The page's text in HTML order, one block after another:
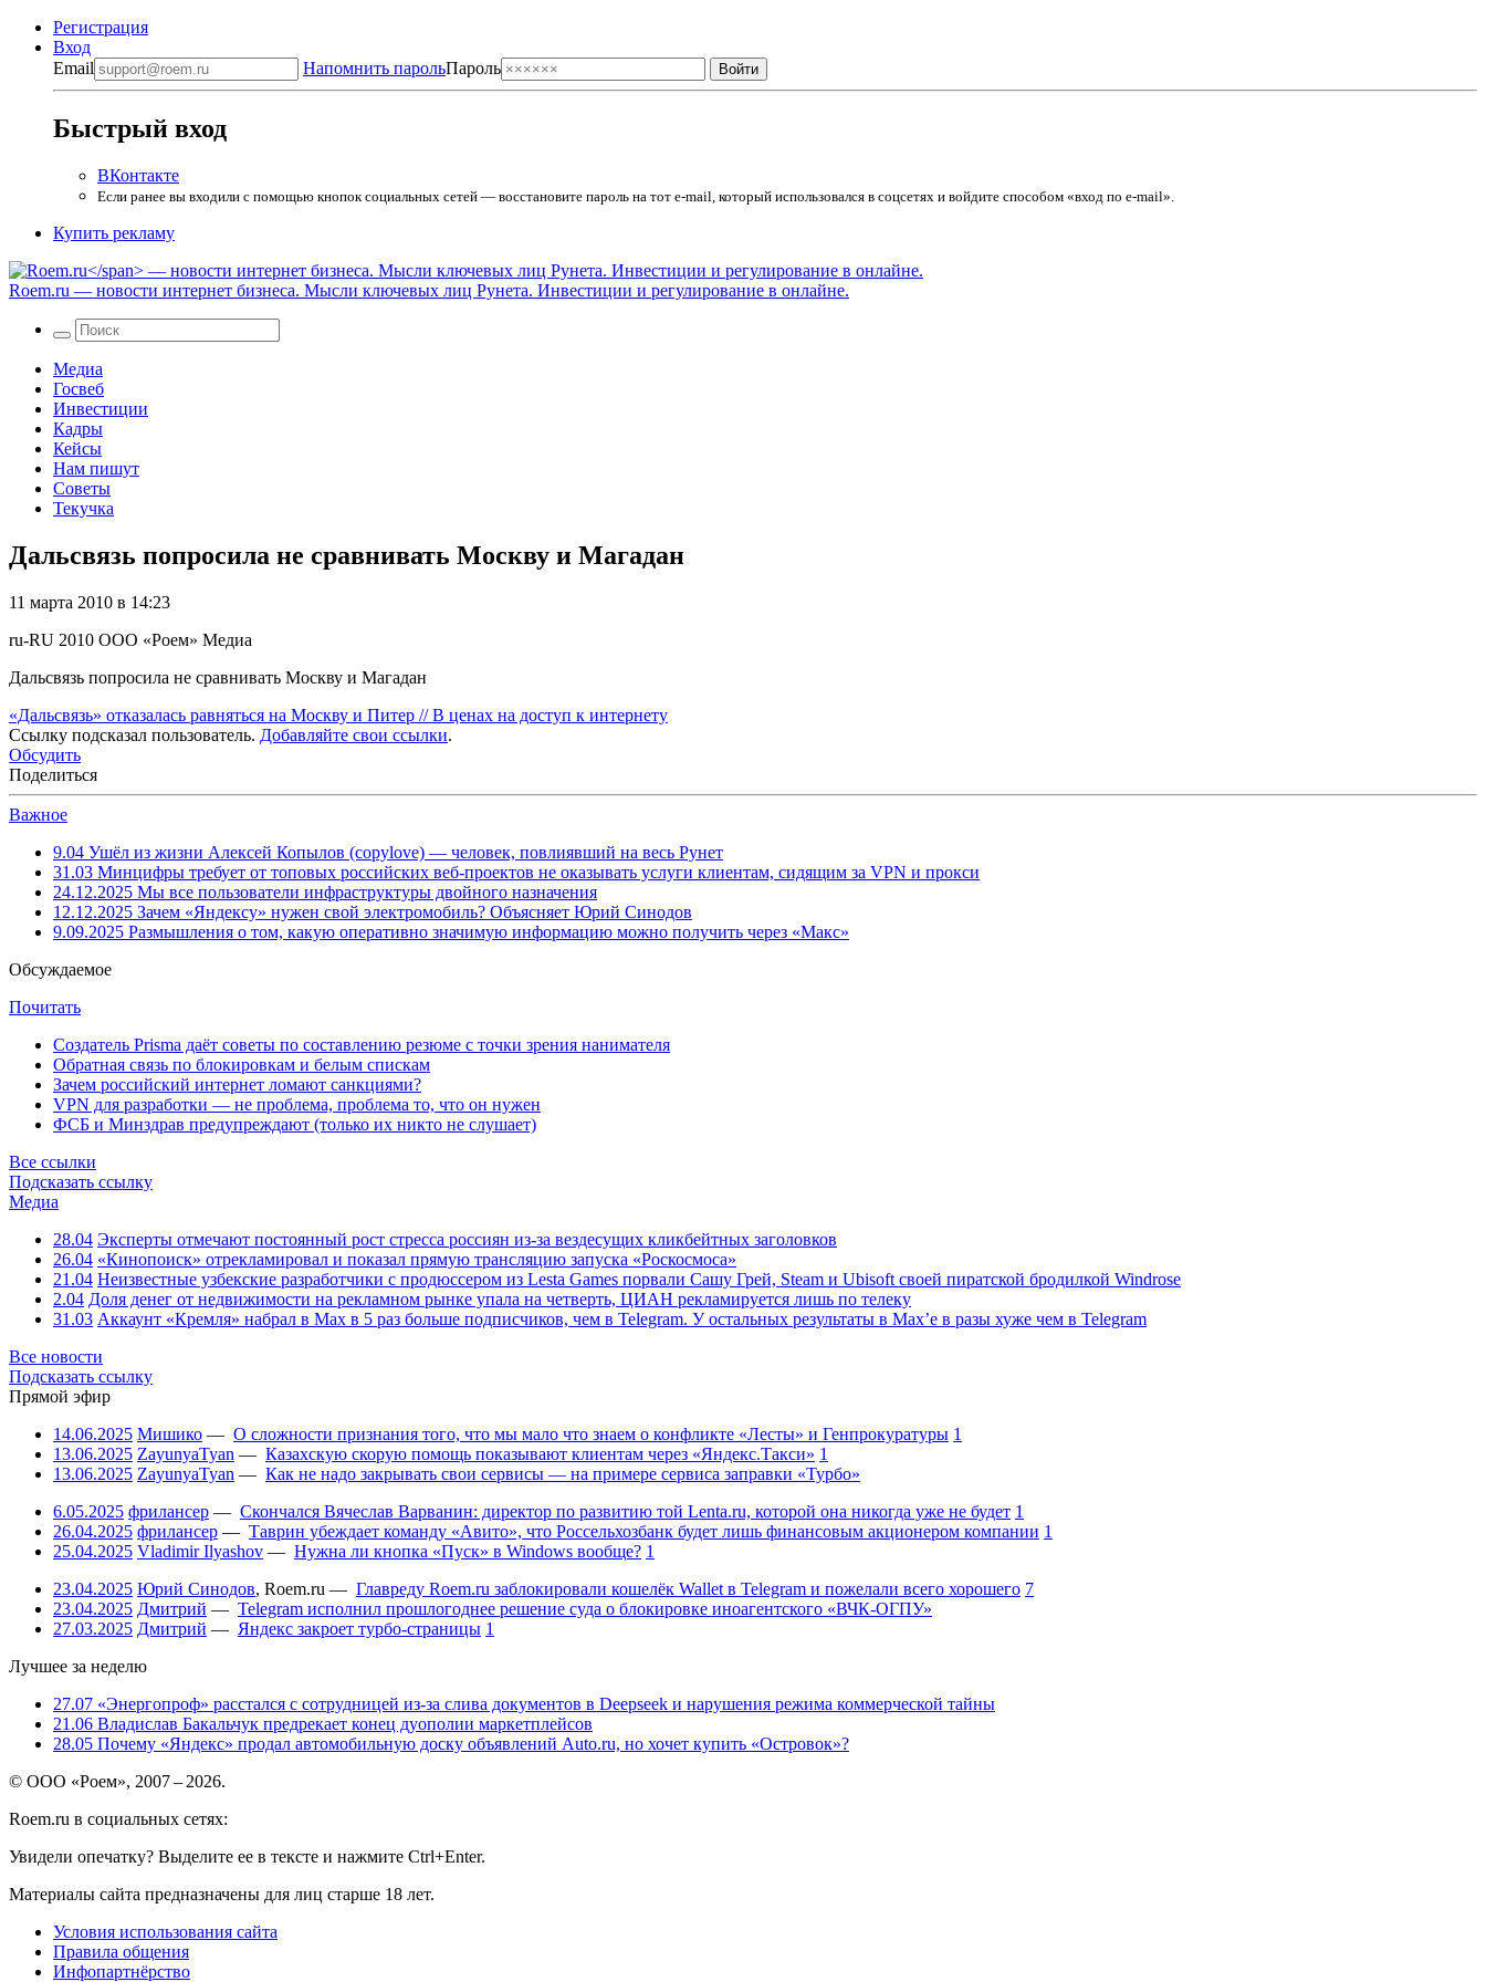
Регистрация
Вход
Email
Напомнить парольПароль
Быстрый вход
ВКонтакте
Если ранее вы входили с помощью кнопок социальных сетей — восстановите пароль на тот e-mail, который использовался в соцсетях и войдите способом «вход по e-mail».
Купить рекламу
Roem.ru — новости интернет бизнеса. Мысли ключевых лиц Рунета. Инвестиции и регулирование в онлайне.
Медиа
Госвеб
Инвестиции
Кадры
Кейсы
Нам пишут
Советы
Текучка
Дальсвязь попросила не сравнивать Москву и Магадан
11 марта 2010 в 14:23
ru-RU 2010 ООО «Роем» Медиа
Дальсвязь попросила не сравнивать Москву и Магадан
«Дальсвязь» отказалась равняться на Москву и Питер // В ценах на доступ к интернету
Ссылку подсказал пользователь. Добавляйте свои ссылки.
Обсудить
Поделиться
Важное
9.04 Ушёл из жизни Алексей Копылов (copylove) — человек, повлиявший на весь Рунет
31.03 Минцифры требует от топовых российских веб-проектов не оказывать услуги клиентам, сидящим за VPN и прокси
24.12.2025 Мы все пользователи инфраструктуры двойного назначения
12.12.2025 Зачем «Яндексу» нужен свой электромобиль? Объясняет Юрий Синодов
9.09.2025 Размышления о том, какую оперативно значимую информацию можно получить через «Макс»
Обсуждаемое
Почитать
Создатель Prisma даёт советы по составлению резюме с точки зрения нанимателя
Обратная связь по блокировкам и белым спискам
Зачем российский интернет ломают санкциями?
VPN для разработки — не проблема, проблема то, что он нужен
ФСБ и Минздрав предупреждают (только их никто не слушает)
Все ссылки
Подсказать ссылку
Медиа
28.04 Эксперты отмечают постоянный рост стресса россиян из-за вездесущих кликбейтных заголовков
26.04 «Кинопоиск» отрекламировал и показал прямую трансляцию запуска «Роскосмоса»
21.04 Неизвестные узбекские разработчики с продюссером из Lesta Games порвали Сашу Грей, Steam и Ubisoft своей пиратской бродилкой Windrose
2.04 Доля денег от недвижимости на рекламном рынке упала на четверть, ЦИАН рекламируется лишь по телеку
31.03 Аккаунт «Кремля» набрал в Max в 5 раз больше подписчиков, чем в Telegram. У остальных результаты в Max’е в разы хуже чем в Telegram
Все новости
Подсказать ссылку
Прямой эфир
14.06.2025 Мишико — О сложности признания того, что мы мало что знаем о конфликте «Лесты» и Генпрокуратуры 1
13.06.2025 ZayunyaTyan — Казахскую скорую помощь показывают клиентам через «Яндекс.Такси» 1
13.06.2025 ZayunyaTyan — Как не надо закрывать свои сервисы — на примере сервиса заправки «Турбо»
6.05.2025 фрилансер — Скончался Вячеслав Варванин: директор по развитию той Lenta.ru, которой она никогда уже не будет 1
26.04.2025 фрилансер — Таврин убеждает команду «Авито», что Россельхозбанк будет лишь финансовым акционером компании 1
25.04.2025 Vladimir Ilyashov — Нужна ли кнопка «Пуск» в Windows вообще? 1
23.04.2025 Юрий Синодов, Roem.ru — Главреду Roem.ru заблокировали кошелёк Wallet в Telegram и пожелали всего хорошего 7
23.04.2025 Дмитрий — Telegram исполнил прошлогоднее решение суда о блокировке иноагентского «ВЧК-ОГПУ»
27.03.2025 Дмитрий — Яндекс закроет турбо-страницы 1
Лучшее за неделю
27.07 «Энергопроф» расстался с сотрудницей из-за слива документов в Deepseek и нарушения режима коммерческой тайны
21.06 Владислав Бакальчук предрекает конец дуополии маркетплейсов
28.05 Почему «Яндекс» продал автомобильную доску объявлений Auto.ru, но хочет купить «Островок»?
© ООО «Роем», 2007 – 2026.
Roem.ru в социальных сетях:
Увидели опечатку? Выделите ее в тексте и нажмите Ctrl+Enter.
Материалы сайта предназначены для лиц старше 18 лет.
Условия использования сайта
Правила общения
Инфопартнёрство